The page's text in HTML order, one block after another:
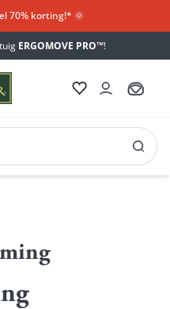
70% korting!*​ 🌞
ERGOMOVE PRO™!